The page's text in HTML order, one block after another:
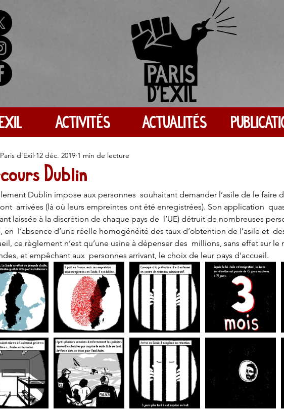
ACTIVITÉS ACTUALITÉS
Dublin
Paris d'Exil 12 déc. 2019 1 min de lecture
Dublin impose aux personnes  souhaitant demander l’asile de le faire
arrivées (là où leurs empreintes ont été enregistrées). Son application
laissée à la discrétion de chaque pays de  l’UE) détruit de nombreuses
en  l’absence d’une réelle homogénéité des taux d’obtention de l’asile et
ce règlement n’est qu’une usine à dépenser des  millions, sans effet sur le
et empêchant aux  personnes arrivant, le choix de leur pays d’accueil.